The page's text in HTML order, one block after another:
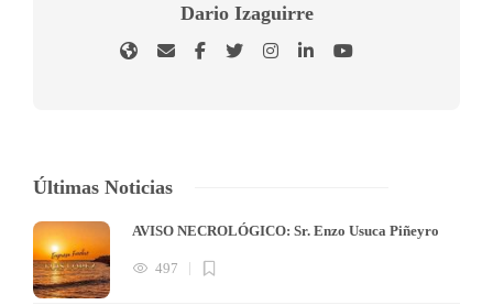
Dario Izaguirre
Últimas Noticias
AVISO NECROLÓGICO: Sr. Enzo Usuca Piñeyro
497